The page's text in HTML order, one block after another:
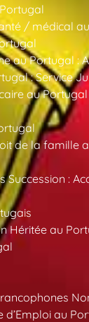
/ médical
au Portugal :
: Service
au
de la famille
:
Héritée au
d’Emploi au